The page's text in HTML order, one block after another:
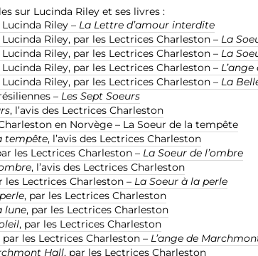
sur Lucinda Riley et ses livres :
Riley – La Lettre d’amour interdite
Lucinda Riley, par les Lectrices Charleston – La
Lucinda Riley, par les Lectrices Charleston – La
Lucinda Riley, par les Lectrices Charleston –
Lucinda Riley, par les Lectrices Charleston – La
– Les Sept Soeurs
, l’avis des Lectrices Charleston
en Norvège – La Soeur de la tempête
tempête, l’avis des Lectrices Charleston
les Lectrices Charleston – La Soeur de l’ombre
, l’avis des Lectrices Charleston
les Lectrices Charleston – La Soeur à la perle
, par les Lectrices Charleston
lune, par les Lectrices Charleston
, par les Lectrices Charleston
par les Lectrices Charleston – L’ange de
Hall, par les Lectrices Charleston